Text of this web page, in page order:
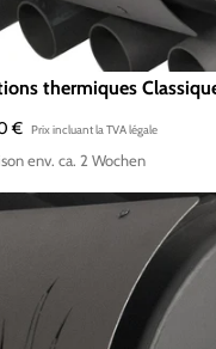
thermiques
€
env. ca. 2 Wochen